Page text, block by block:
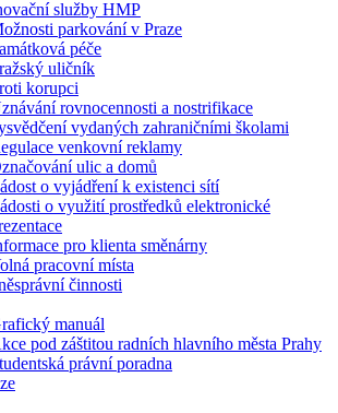
služby HMP
parkování v Praze
péče
uličník
korupci
rovnocennosti a nostrifikace
vydaných zahraničními školami
venkovní reklamy
ulic a domů
o vyjádření k existenci sítí
o využití prostředků elektronické
pro klienta směnárny
pracovní místa
činnosti
manuál
pod záštitou radních hlavního města Prahy
právní poradna